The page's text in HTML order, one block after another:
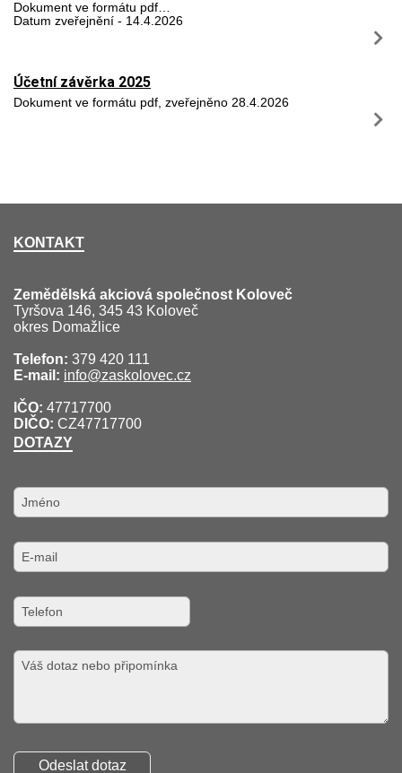
Dokument ve formátu pdf…
Datum zveřejnění - 14.4.2026
Účetní závěrka 2025
Dokument ve formátu pdf, zveřejněno 28.4.2026
KONTAKT
Zemědělská akciová společnost Koloveč
Tyršova 146, 345 43 Koloveč
okres Domažlice
Telefon: 379 420 111
E-mail: info@zaskolovec.cz
IČO: 47717700
DIČO: CZ47717700
DOTAZY